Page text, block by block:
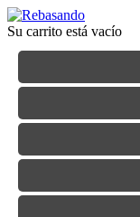
Su carrito está vacío